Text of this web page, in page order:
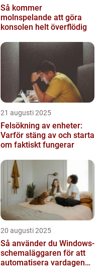
Så kommer
molnspelande att göra
konsolen helt överflödig
21 augusti 2025
Felsökning av enheter:
Varför stäng av och starta
om faktiskt fungerar
20 augusti 2025
Så använder du Windows-
schemaläggaren för att
automatisera vardagen